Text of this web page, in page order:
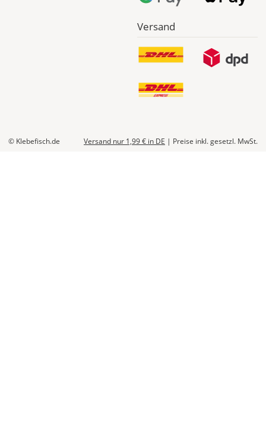
Versand
© Klebefisch.de Versand nur 1,99 € in DE | Preise inkl. gesetzl. MwSt.